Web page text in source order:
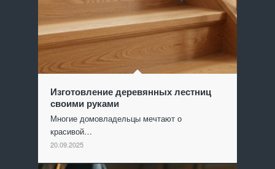
Изготовление деревянных лестниц
своими руками
Многие домовладельцы мечтают о
красивой…
20.09.2025